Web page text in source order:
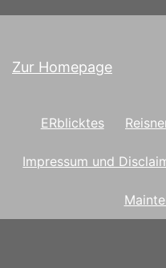
Zur Homepage
ERblicktes
Impressum und